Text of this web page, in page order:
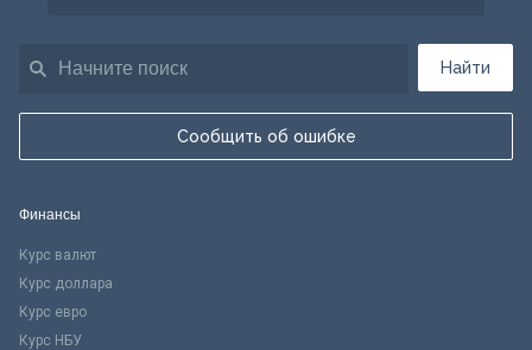
Найти
Сообщить об ошибке
Финансы
Курс валют
Курс доллара
Курс евро
Курс НБУ